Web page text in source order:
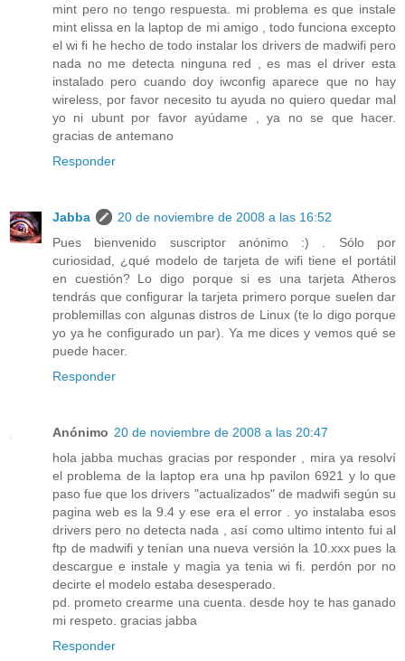
mint pero no tengo respuesta. mi problema es que instale
mint elissa en la laptop de mi amigo , todo funciona excepto
el wi fi he hecho de todo instalar los drivers de madwifi pero
nada no me detecta ninguna red , es mas el driver esta
instalado pero cuando doy iwconfig aparece que no hay
wireless, por favor necesito tu ayuda no quiero quedar mal
yo ni ubunt por favor ayúdame , ya no se que hacer.
gracias de antemano
Responder
Jabba
20 de noviembre de 2008 a las 16:52
Pues bienvenido suscriptor anónimo :) . Sólo por
curiosidad, ¿qué modelo de tarjeta de wifi tiene el portátil
en cuestión? Lo digo porque si es una tarjeta Atheros
tendrás que configurar la tarjeta primero porque suelen dar
problemillas con algunas distros de Linux (te lo digo porque
yo ya he configurado un par). Ya me dices y vemos qué se
puede hacer.
Responder
Anónimo 20 de noviembre de 2008 a las 20:47
hola jabba muchas gracias por responder , mira ya resolví
el problema de la laptop era una hp pavilon 6921 y lo que
paso fue que los drivers "actualizados" de madwifi según su
pagina web es la 9.4 y ese era el error . yo instalaba esos
drivers pero no detecta nada , así como ultimo intento fui al
ftp de madwifi y tenían una nueva versión la 10.xxx pues la
descargue e instale y magia ya tenia wi fi. perdón por no
decirte el modelo estaba desesperado.
pd. prometo crearme una cuenta. desde hoy te has ganado
mi respeto. gracias jabba
Responder